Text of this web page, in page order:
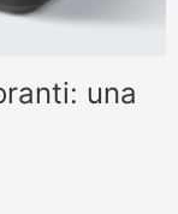
una